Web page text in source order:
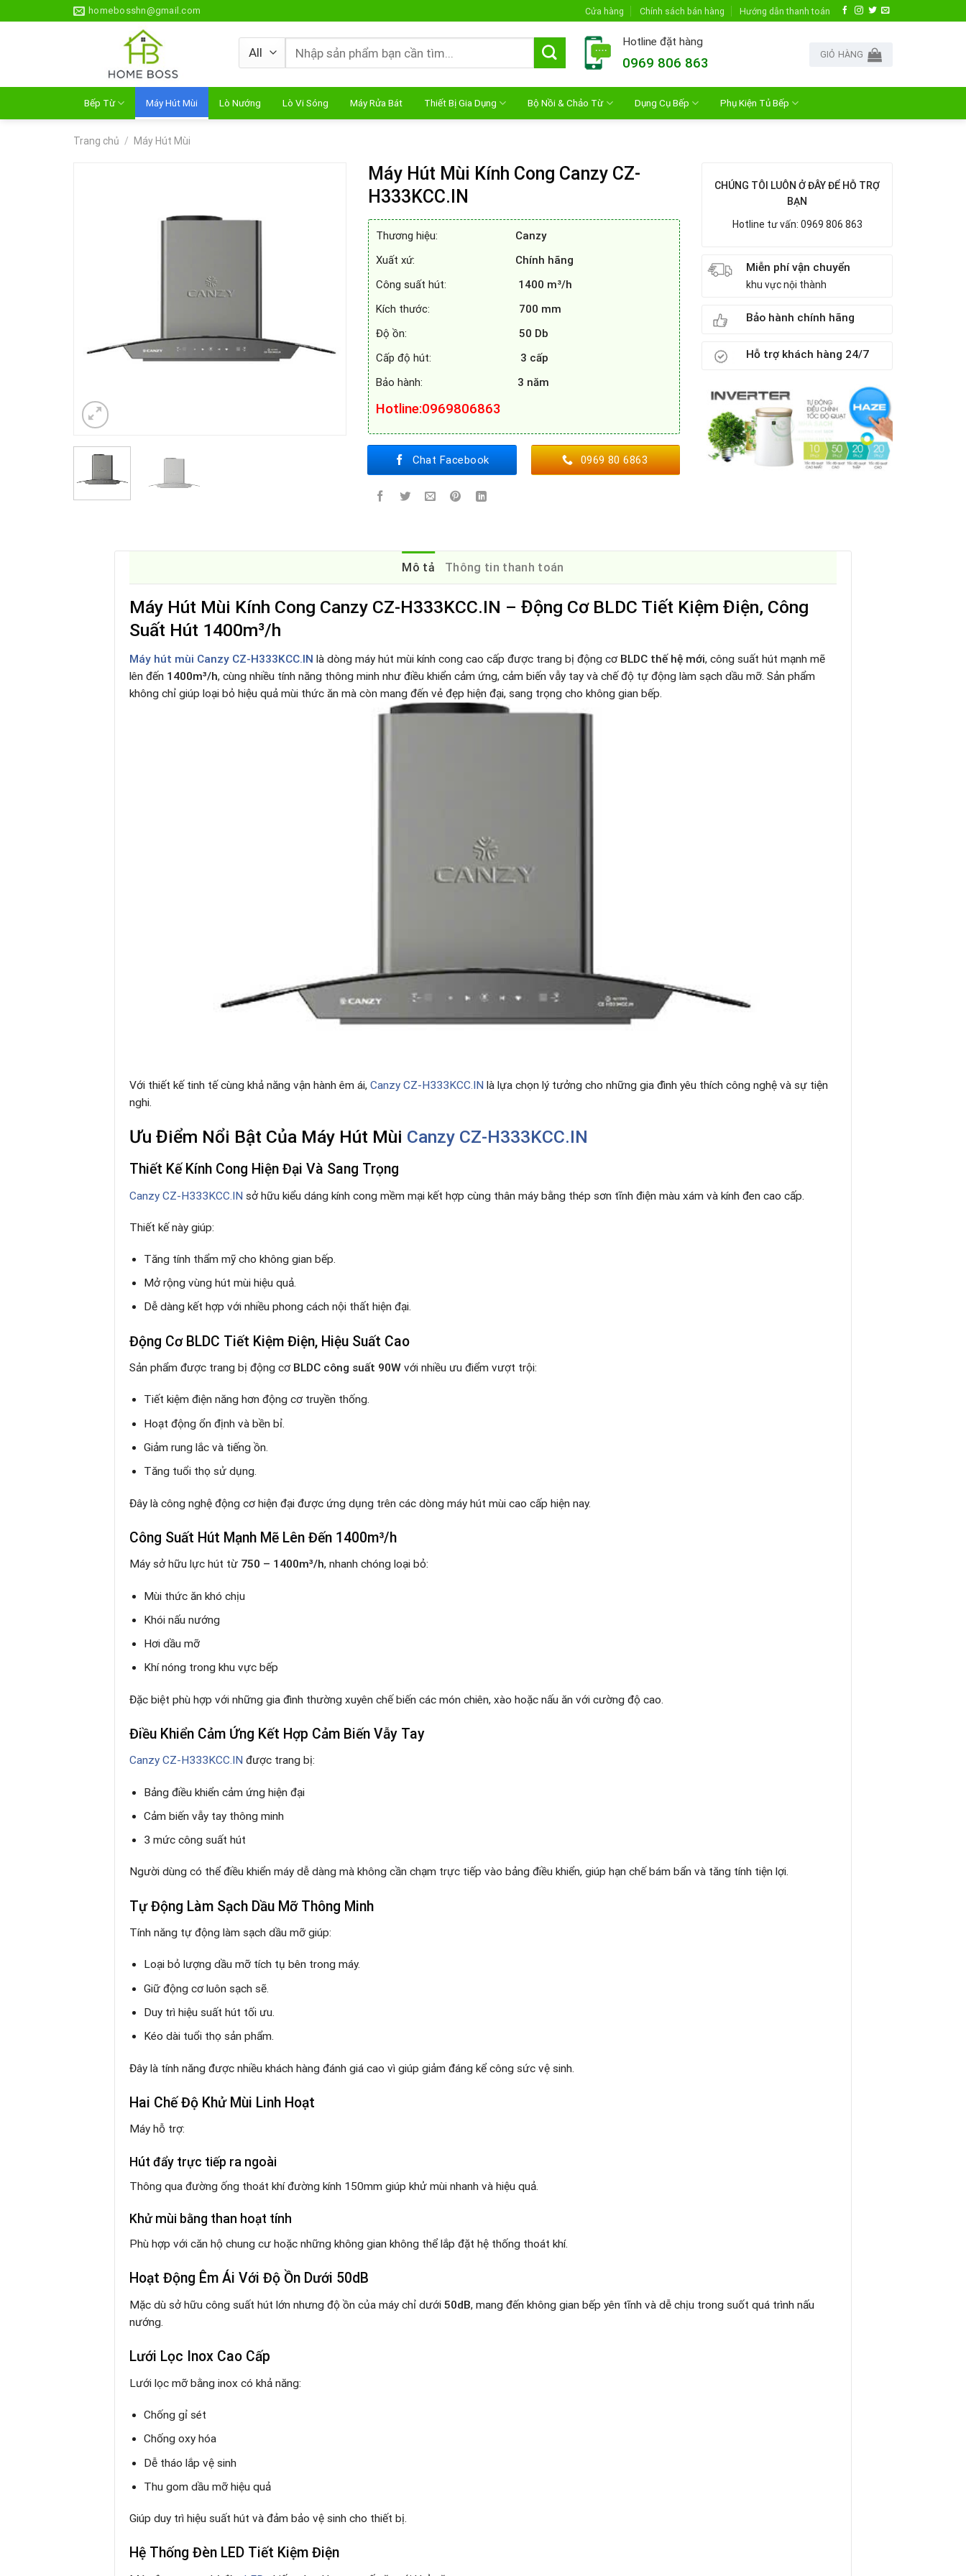
to
homebosshn@gmail.com Cửa hàng Chính sách bán hàng Hướng dẫn thanh toán
Tìm
kiếm:
Hotline đặt hàng
0969 806 863
GIỎ HÀNG
Bếp Từ Máy Hút Mùi Lò Nướng Lò Vi Sóng Máy Rửa Bát Thiết Bị Gia Dụng Bộ Nồi & Chảo Từ Dụng Cụ Bếp Phụ Kiện Tủ Bếp
Trang chủ / Máy Hút Mùi
Máy Hút Mùi Kính Cong Canzy CZ-
H333KCC.IN
Thương hiệu:
Canzy
Xuất xứ:
Chính hãng
Công suất hút:
1400 m³/h
Kích thước:
700 mm
Độ ồn: 50 Db
Cấp độ hút:
3 cấp
Bảo hành: 3 năm
Hotline:0969806863
Chat Facebook 0969 80 6863
CHÚNG TÔI LUÔN Ở ĐÂY ĐỂ HỖ TRỢ
BẠN
Hotline tư vấn: 0969 806 863
Miễn phí vận chuyển
khu vực nội thành
Bảo hành chính hãng
Hỗ trợ khách hàng 24/7
Mô tả Thông tin thanh toán
Máy Hút Mùi Kính Cong Canzy CZ-H333KCC.IN – Động Cơ BLDC Tiết Kiệm Điện, Công
Suất Hút 1400m³/h
Máy hút mùi Canzy CZ-H333KCC.IN là dòng máy hút mùi kính cong cao cấp được trang bị động cơ BLDC thế hệ mới, công suất hút mạnh mẽ
lên đến 1400m³/h, cùng nhiều tính năng thông minh như điều khiển cảm ứng, cảm biến vẫy tay và chế độ tự động làm sạch dầu mỡ. Sản phẩm
không chỉ giúp loại bỏ hiệu quả mùi thức ăn mà còn mang đến vẻ đẹp hiện đại, sang trọng cho không gian bếp.
Với thiết kế tinh tế cùng khả năng vận hành êm ái, Canzy CZ-H333KCC.IN là lựa chọn lý tưởng cho những gia đình yêu thích công nghệ và sự tiện
nghi.
Ưu Điểm Nổi Bật Của Máy Hút Mùi Canzy CZ-H333KCC.IN
Thiết Kế Kính Cong Hiện Đại Và Sang Trọng
Canzy CZ-H333KCC.IN sở hữu kiểu dáng kính cong mềm mại kết hợp cùng thân máy bằng thép sơn tĩnh điện màu xám và kính đen cao cấp.
Thiết kế này giúp:
Tăng tính thẩm mỹ cho không gian bếp.
Mở rộng vùng hút mùi hiệu quả.
Dễ dàng kết hợp với nhiều phong cách nội thất hiện đại.
Động Cơ BLDC Tiết Kiệm Điện, Hiệu Suất Cao
Sản phẩm được trang bị động cơ BLDC công suất 90W với nhiều ưu điểm vượt trội:
Tiết kiệm điện năng hơn động cơ truyền thống.
Hoạt động ổn định và bền bỉ.
Giảm rung lắc và tiếng ồn.
Tăng tuổi thọ sử dụng.
Đây là công nghệ động cơ hiện đại được ứng dụng trên các dòng máy hút mùi cao cấp hiện nay.
Công Suất Hút Mạnh Mẽ Lên Đến 1400m³/h
Máy sở hữu lực hút từ 750 – 1400m³/h, nhanh chóng loại bỏ:
Mùi thức ăn khó chịu
Khói nấu nướng
Hơi dầu mỡ
Khí nóng trong khu vực bếp
Đặc biệt phù hợp với những gia đình thường xuyên chế biến các món chiên, xào hoặc nấu ăn với cường độ cao.
Điều Khiển Cảm Ứng Kết Hợp Cảm Biến Vẫy Tay
Canzy CZ-H333KCC.IN được trang bị:
Bảng điều khiển cảm ứng hiện đại
Cảm biến vẫy tay thông minh
3 mức công suất hút
Người dùng có thể điều khiển máy dễ dàng mà không cần chạm trực tiếp vào bảng điều khiển, giúp hạn chế bám bẩn và tăng tính tiện lợi.
Tự Động Làm Sạch Dầu Mỡ Thông Minh
Tính năng tự động làm sạch dầu mỡ giúp:
Loại bỏ lượng dầu mỡ tích tụ bên trong máy.
Giữ động cơ luôn sạch sẽ.
Duy trì hiệu suất hút tối ưu.
Kéo dài tuổi thọ sản phẩm.
Đây là tính năng được nhiều khách hàng đánh giá cao vì giúp giảm đáng kể công sức vệ sinh.
Hai Chế Độ Khử Mùi Linh Hoạt
Máy hỗ trợ:
Hút đẩy trực tiếp ra ngoài
Thông qua đường ống thoát khí đường kính 150mm giúp khử mùi nhanh và hiệu quả.
Khử mùi bằng than hoạt tính
Phù hợp với căn hộ chung cư hoặc những không gian không thể lắp đặt hệ thống thoát khí.
Hoạt Động Êm Ái Với Độ Ồn Dưới 50dB
Mặc dù sở hữu công suất hút lớn nhưng độ ồn của máy chỉ dưới 50dB, mang đến không gian bếp yên tĩnh và dễ chịu trong suốt quá trình nấu
nướng.
Lưới Lọc Inox Cao Cấp
Lưới lọc mỡ bằng inox có khả năng:
Chống gỉ sét
Chống oxy hóa
Dễ tháo lắp vệ sinh
Thu gom dầu mỡ hiệu quả
Giúp duy trì hiệu suất hút và đảm bảo vệ sinh cho thiết bị.
Hệ Thống Đèn LED Tiết Kiệm Điện